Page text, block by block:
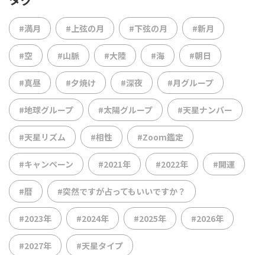
#満月 #上弦の月 #下弦の月 #新月
#空 #山脈 #大陸 #海 #朝日
#真昼 #夕焼け #深夜 #月グループ
#地球グループ #太陽グループ #天星ナンバー
#天星リズム #相性 #Zoom鑑定
#キャンペーン #2021年 #2022年 #開運
#暦 #突然ですが占ってもいいですか？
#2023年 #2024年 #2025年 #2026年
#2027年 #天星タイプ